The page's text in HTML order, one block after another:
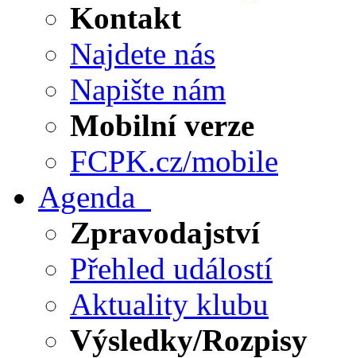
Kontakt
Najdete nás
Napište nám
Mobilní verze
FCPK.cz/mobile
Agenda
Zpravodajství
Přehled událostí
Aktuality klubu
Výsledky/Rozpisy